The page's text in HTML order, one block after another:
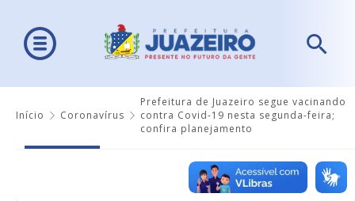
Início Coronavírus
Prefeitura de Juazeiro segue vacinando
contra Covid-19 nesta segunda-feira;
confira planejamento